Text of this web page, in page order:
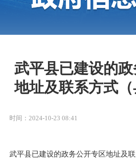
武平县已建设的
地址及联系方式（
时间：2024-10-23 08:41
武平县已建设的政务公开专区地址及